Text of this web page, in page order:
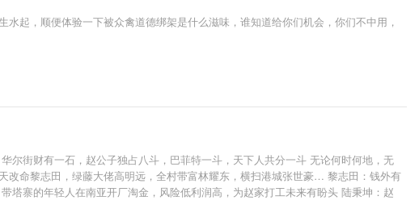
起，顺便体验一下被众禽道德绑架是什么滋味，谁知道给你们机会，你们不中用，
尔街财有一石，赵公子独占八斗，巴菲特一斗，天下人共分一斗 无论何时何地，无
命黎志田，绿藤大佬高明远，全村带富林耀东，横扫港城张世豪… 黎志田：钱外有
寨的年轻人在南亚开厂淘金，风险低利润高，为赵家打工未来有盼头 陆秉坤：赵